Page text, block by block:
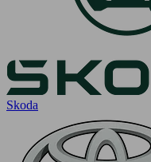
Skoda